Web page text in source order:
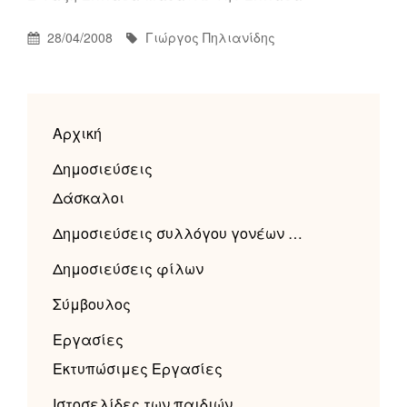
Posted
28/04/2008 By
Γιώργος Πηλιανίδης
Αρχική
Δημοσιεύσεις
Δάσκαλοι
Δημοσιεύσεις συλλόγου γονέων …
Δημοσιεύσεις φίλων
Σύμβουλος
Εργασίες
Εκτυπώσιμες Εργασίες